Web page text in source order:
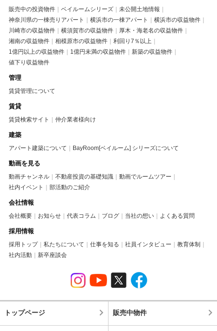
販売中の投資物件 ベイルームシリーズ
未公開土地情報
神奈川県の一棟売りアパート
横浜市の一棟アパート
横浜市の収益物件
川崎市の収益物件
横須賀市の収益物件
厚木・海老名の収益物件
湘南の収益物件
相模原市の収益物件
利回り7％以上
1億円以上の収益物件
1億円未満の収益物件
新築の収益物件
値下り収益物件
管理
賃貸管理について
賃貸
賃貸検索サイト 仲介業者様向け
建築
アパート建築について BayRoom[ベイルーム] シリーズについて
動画を見る
動画チャンネル 不動産投資の基礎知識
動画でルームツアー
社内イベント
部活動のご紹介
会社情報
会社概要 お知らせ 代表コラム ブログ 当社の想い よくある質問
採用情報
採用トップ 私たちについて 仕事を知る 社員インタビュー
教育体制
社内活動
新卒座談会
トップページ 販売中物件